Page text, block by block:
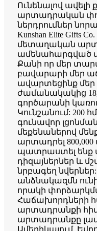
Ունենալով
արտադրական
ներդրումներ
Kunshan Elite Gifts
մետաղական
ամենահարգված
Քանի որ մեր
բավարարի մեր
ավարտեցինք
ժամանակակից
գործարանի
Կունշանում: 200
գունավոր
մեքենաներով
արտադրել
պատրաստել ենք
դիզայներներ և
նրբագեղ
անձնակազմն
որակի
Հաճախորդների
արտադրանքի
արտադրանքը
Ամերիկայում,